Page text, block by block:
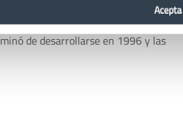
de direcciones. Hay que
de conectarse a Internet; por lo
de desarrollarse en 1996 y las